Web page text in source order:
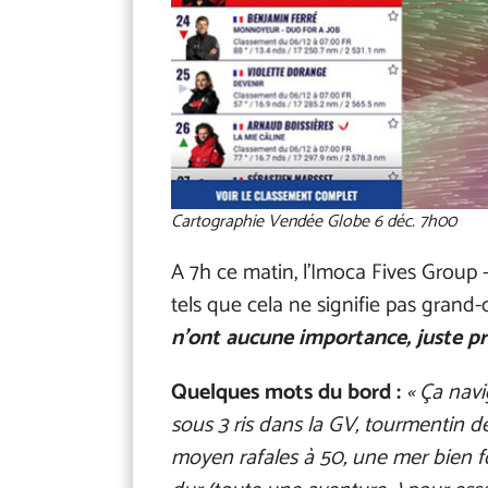
Cartographie Vendée Globe 6 déc. 7h00
A 7h ce matin, l’Imoca Fives
tels que cela ne signifie pas
n’ont aucune importance, juste
Quelques mots du bord :« Ça
sous 3 ris dans la GV, tourmentin
moyen rafales à 50, une mer bien